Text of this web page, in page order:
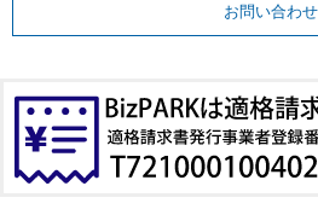
お問い合わせ